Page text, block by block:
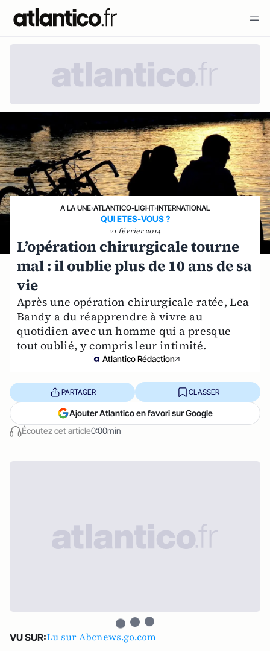
A LA UNE›ATLANTICO-LIGHT›INTERNATIONAL
QUI ETES-VOUS ?
21 février 2014
L’opération chirurgicale tourne
mal : il oublie plus de 10 ans de sa
vie
Après une opération chirurgicale ratée, Lea
Bandy a du réapprendre à vivre au
quotidien avec un homme qui a presque
tout oublié, y compris leur intimité.
Atlantico Rédaction
Écoutez cet article0:00min
PARTAGER CLASSER
Ajouter Atlantico en favori sur Google
VU SUR:Lu sur Abcnews.go.com